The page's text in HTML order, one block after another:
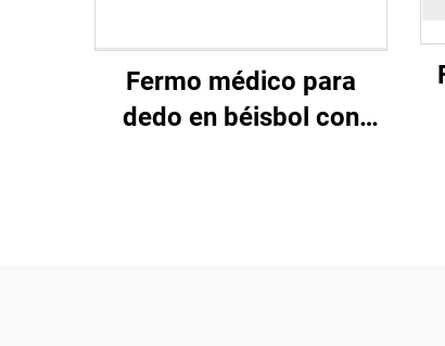
Fermo médico para
dedo en béisbol con